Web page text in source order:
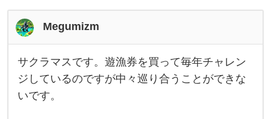
大
き
な
怪
で
す
。
釣
り
Megumizm
サ
ク
ラ
マ
サクラマスです。遊漁券を買って毎年チャレン
ジしているのですが中々巡り合うことができな
いです。